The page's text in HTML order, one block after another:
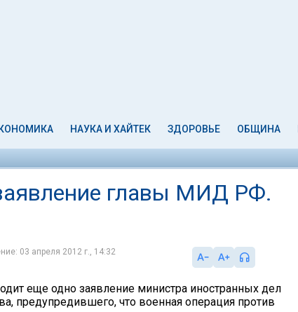
НАУКА И ХАЙТЕК ЗДОРОВЬЕ ОБЩИНА
главы МИД РФ.
03 апреля 2012 г., 14:32
еще одно заявление министра иностранных дел
предупредившего, что военная операция против